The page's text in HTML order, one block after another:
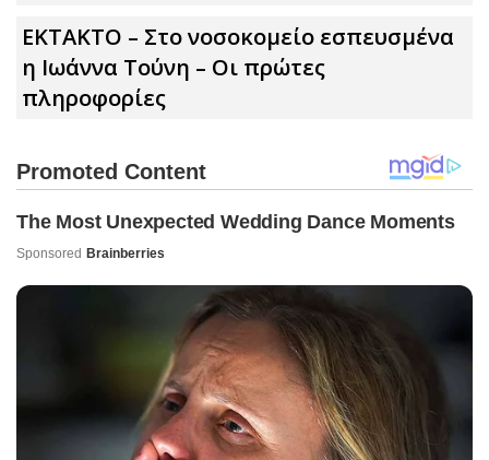
ΕΚΤΑΚΤΟ – Στο νοσοκομείο εσπευσμένα
η Ιωάννα Τούνη – Οι πρώτες
πληροφορίες